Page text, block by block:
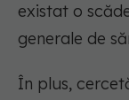
existat o
generale de
În plus,